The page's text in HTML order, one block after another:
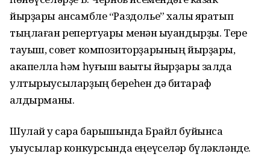
йырҙары ансамбле “Раздолье” халыҡ яратып
тыңлаған репертуары менән ҡыуандырҙы. Тере
тауыш, совет композиторҙарының йырҙары,
акапелла һәм һуғыш ваҡыты йырҙары залда
ултырыусыларҙың береһен дә битараф
ҡалдырманы.
Шулай уҡ сара барышында Брайл буйынса
уҡыусылар конкурсында еңеүселәр бүләкләнде.